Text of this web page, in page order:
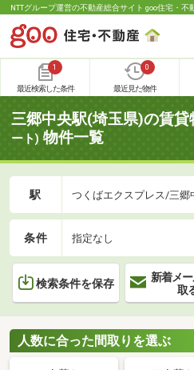
NTTグループ運営の不動産総合サイト goo住宅・不
1
最近検索した条件
0
最近見た物件
三郷中央駅(埼玉県)の賃貸
ート) 物件一覧
駅 つくばエクスプレス/三郷
条件 指定なし
検索条件を保存
新着メ
取
人数に合った間取りを選ぶ